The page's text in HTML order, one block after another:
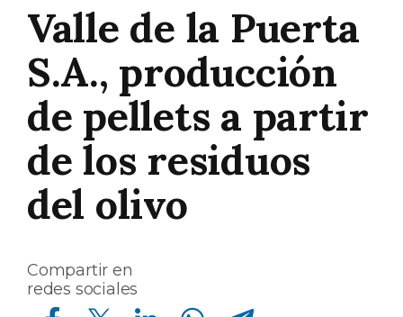
Valle de la Puerta
S.A., producción
de pellets a partir
de los residuos
del olivo
Compartir en
redes sociales
Compartir en Facebook Compartir en Twitter Compartir en Linkedin Compartir en Whatsapp Compartir en Telegram